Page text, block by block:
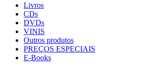
Livros
CDs
DVDs
VINIS
Outros produtos
PREÇOS ESPECIAIS
E-Books